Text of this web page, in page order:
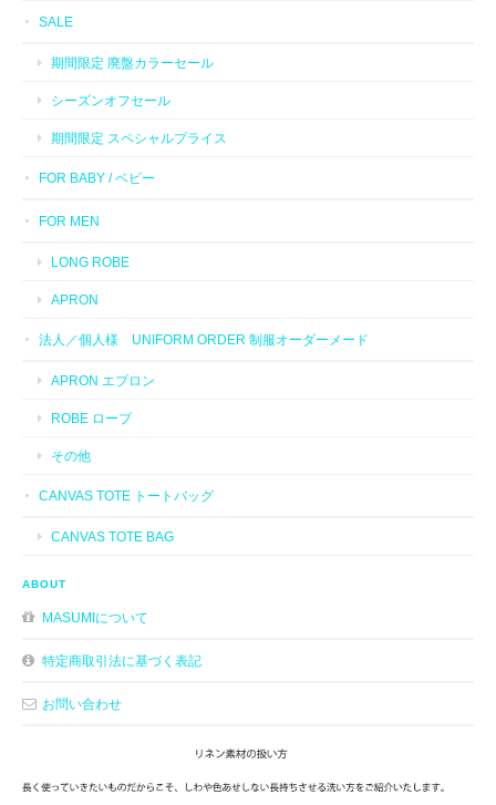
SALE
期間限定 廃盤カラーセール
シーズンオフセール
期間限定 スペシャルプライス
FOR BABY / ベビー
FOR MEN
LONG ROBE
APRON
法人／個人様 UNIFORM ORDER 制服オーダーメード
APRON エプロン
ROBE ローブ
その他
CANVAS TOTE トートバッグ
CANVAS TOTE BAG
ABOUT
MASUMIについて
特定商取引法に基づく表記
お問い合わせ